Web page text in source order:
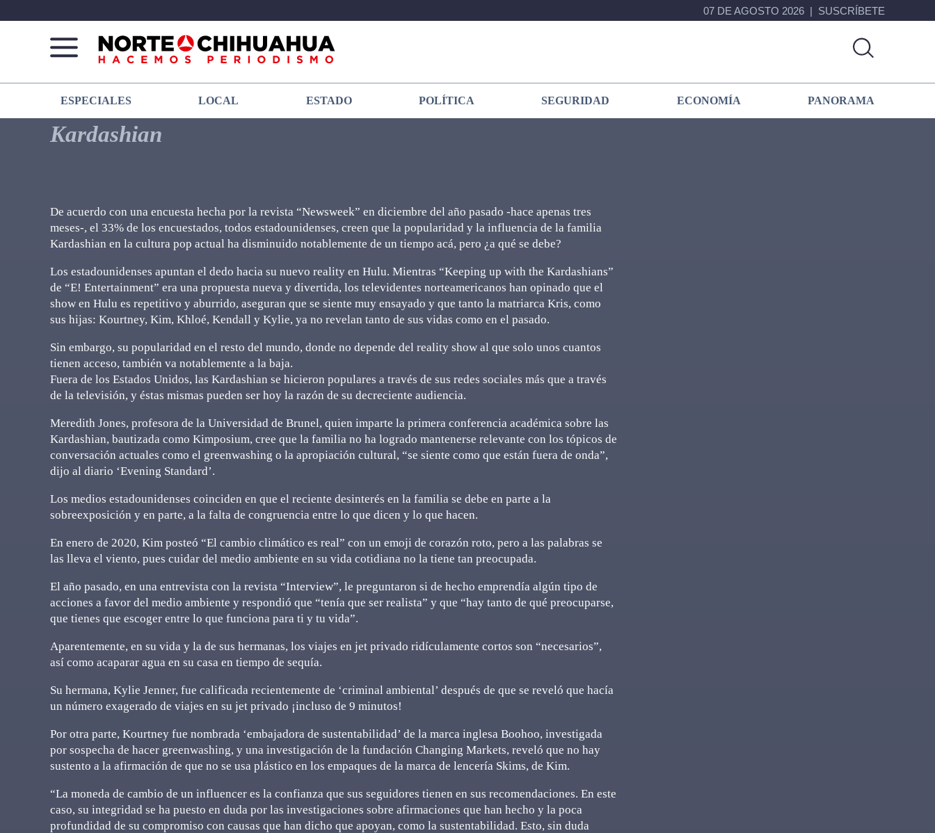
07 DE AGOSTO 2026 SUSCRÍBETE
Norte
De
Chihuahua
Más
que
noticias,
hacemos periodismo
ESPECIALES LOCAL ESTADO POLÍTICA SEGURIDAD ECONOMÍA PANORAMA
Kardashian
De acuerdo con una encuesta hecha por la revista “Newsweek” en diciembre del año pasado -hace apenas tres
meses-, el 33% de los encuestados, todos estadounidenses, creen que la popularidad y la influencia de la familia
Kardashian en la cultura pop actual ha disminuido notablemente de un tiempo acá, pero ¿a qué se debe?
Los estadounidenses apuntan el dedo hacia su nuevo reality en Hulu. Mientras “Keeping up with the Kardashians”
de “E! Entertainment” era una propuesta nueva y divertida, los televidentes norteamericanos han opinado que el
show en Hulu es repetitivo y aburrido, aseguran que se siente muy ensayado y que tanto la matriarca Kris, como
sus hijas: Kourtney, Kim, Khloé, Kendall y Kylie, ya no revelan tanto de sus vidas como en el pasado.
Sin embargo, su popularidad en el resto del mundo, donde no depende del reality show al que solo unos cuantos
tienen acceso, también va notablemente a la baja.
Fuera de los Estados Unidos, las Kardashian se hicieron populares a través de sus redes sociales más que a través
de la televisión, y éstas mismas pueden ser hoy la razón de su decreciente audiencia.
Meredith Jones, profesora de la Universidad de Brunel, quien imparte la primera conferencia académica sobre las
Kardashian, bautizada como Kimposium, cree que la familia no ha logrado mantenerse relevante con los tópicos de
conversación actuales como el greenwashing o la apropiación cultural, “se siente como que están fuera de onda”,
dijo al diario ‘Evening Standard’.
Los medios estadounidenses coinciden en que el reciente desinterés en la familia se debe en parte a la
sobreexposición y en parte, a la falta de congruencia entre lo que dicen y lo que hacen.
En enero de 2020, Kim posteó “El cambio climático es real” con un emoji de corazón roto, pero a las palabras se
las lleva el viento, pues cuidar del medio ambiente en su vida cotidiana no la tiene tan preocupada.
El año pasado, en una entrevista con la revista “Interview”, le preguntaron si de hecho emprendía algún tipo de
acciones a favor del medio ambiente y respondió que “tenía que ser realista” y que “hay tanto de qué preocuparse,
que tienes que escoger entre lo que funciona para ti y tu vida”.
Aparentemente, en su vida y la de sus hermanas, los viajes en jet privado ridículamente cortos son “necesarios”,
así como acaparar agua en su casa en tiempo de sequía.
Su hermana, Kylie Jenner, fue calificada recientemente de ‘criminal ambiental’ después de que se reveló que hacía
un número exagerado de viajes en su jet privado ¡incluso de 9 minutos!
Por otra parte, Kourtney fue nombrada ‘embajadora de sustentabilidad’ de la marca inglesa Boohoo, investigada
por sospecha de hacer greenwashing, y una investigación de la fundación Changing Markets, reveló que no hay
sustento a la afirmación de que no se usa plástico en los empaques de la marca de lencería Skims, de Kim.
“La moneda de cambio de un influencer es la confianza que sus seguidores tienen en sus recomendaciones. En este
caso, su integridad se ha puesto en duda por las investigaciones sobre afirmaciones que han hecho y la poca
profundidad de su compromiso con causas que han dicho que apoyan, como la sustentabilidad. Esto, sin duda